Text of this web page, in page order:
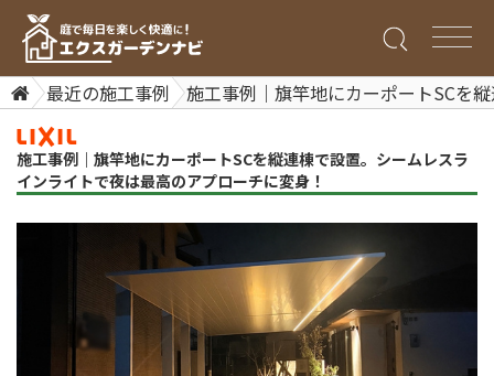
最近の施工事例 施工事例｜旗竿地にカーポートSCを
施工事例｜旗竿地にカーポートSCを縦連棟で設置。シームレスラ
インライトで夜は最高のアプローチに変身！